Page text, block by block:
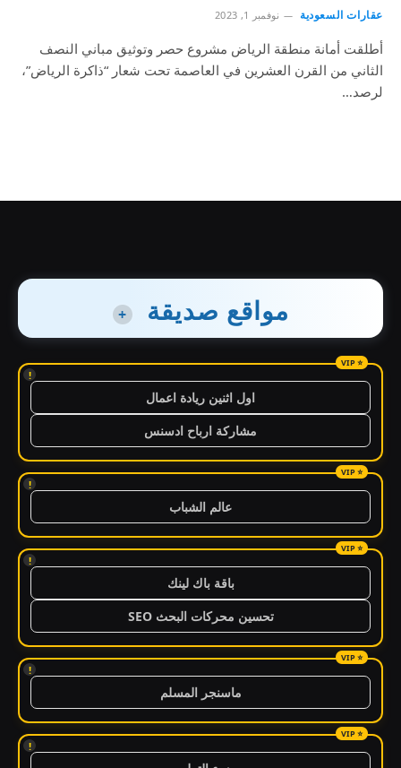
عقارات السعودية نوفمبر 1, 2023
أطلقت أمانة منطقة الرياض مشروع حصر وتوثيق مباني النصف
الثاني من القرن العشرين في العاصمة تحت شعار “ذاكرة الرياض”،
لرصد…
مواقع صديقة +
!
اول اثنين ريادة اعمال
مشاركة ارباح ادسنس
!
عالم الشباب
!
باقة باك لينك
تحسين محركات البحث SEO
!
ماسنجر المسلم
!